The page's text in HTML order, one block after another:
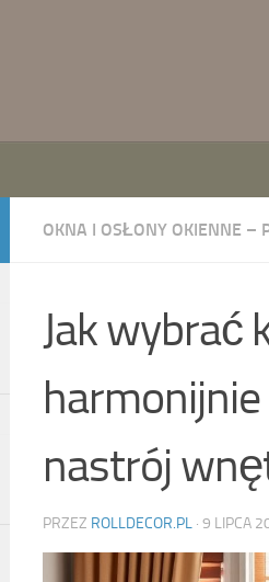
OKNA I OSŁONY OKIENNE –
Jak wybrać
harmonijnie
nastrój
PRZEZ ROLLDECOR.PL · 9 LIPCA